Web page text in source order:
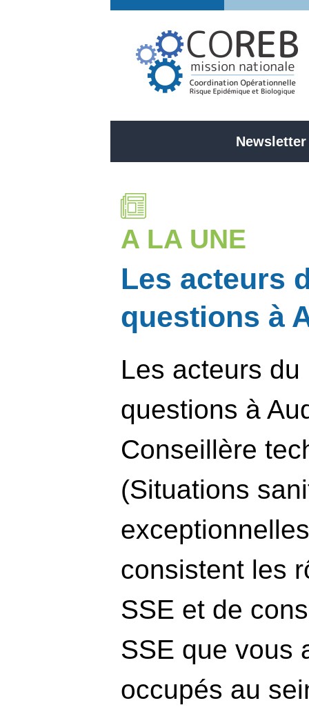
A LA UNE
Les acteurs
questions à
Les acteurs
questions à
Conseillère
(Situations
consistent les
SSE et de
SSE que vous
occupés au